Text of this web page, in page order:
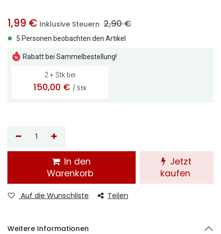
1,99 € Inklusive Steuern 2,90€
5 Personen beobachten den Artikel
Rabatt bei Sammelbestellung!
2 + Stk bei
150,00 € / Stk
In den
Warenkorb
Jetzt
kaufen
Auf die Wunschliste Teilen
Weitere Informationen